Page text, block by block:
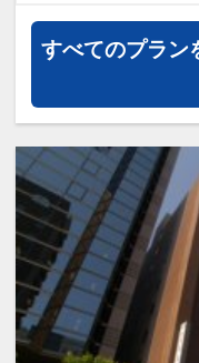
居酒屋も豊富
■かゆいとこ
ス】
11時】の、ゆ
・「手荷物預
クローク」完
光！
・スキンケア
ど、アメニテ
すべてのプラン